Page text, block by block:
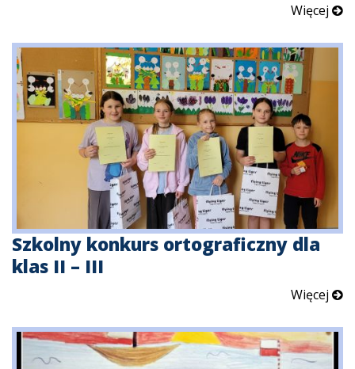
Więcej
Szkolny konkurs ortograficzny dla
klas II – III
Więcej